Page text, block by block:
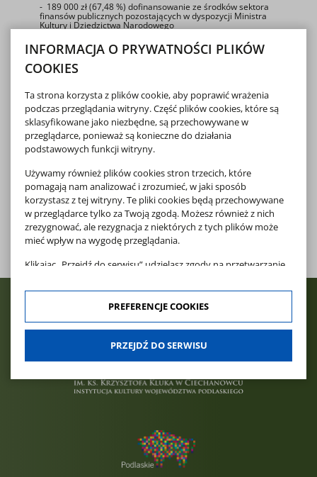
- 189 000 zł (67,48 %) dofinansowanie ze środków sektora
finansów publicznych pozostających w dyspozycji Ministra
Kultury i Dziedzictwa Narodowego
"Dofinansowano ze środków Ministra Kultury i Dziedzictwa
Narodowego pochodzących z Funduszu Promocji Kultury -
państwowego funduszu celowego"
INFORMACJA O PRYWATNOŚCI PLIKÓW
COOKIES
Ta strona korzysta z plików cookie, aby poprawić wrażenia
podczas przeglądania witryny. Część plików cookies, które są
sklasyfikowane jako niezbędne, są przechowywane w
przeglądarce, ponieważ są konieczne do działania
podstawowych funkcji witryny.
Używamy również plików cookies stron trzecich, które
pomagają nam analizować i zrozumieć, w jaki sposób
korzystasz z tej witryny. Te pliki cookies będą przechowywane
w przeglądarce tylko za Twoją zgodą. Możesz również z nich
zrezygnować, ale rezygnacja z niektórych z tych plików może
mieć wpływ na wygodę przeglądania.
Klikając „Przejdź do serwisu” udzielasz zgody na przetwarzanie
naszej stronie. Dane są zbierane w celach zgodnych z naszą
polityką prywatnościorazpolityką cookies. Zgoda jest
klikając w "Preferencje cookies".
cookies.
PREFERENCJE COOKIES
PRZEJDŹ DO SERWISU